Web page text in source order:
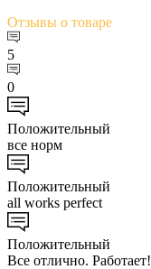
Отзывы о товаре
5
0
Положительный
все норм
Положительный
all works perfect
Положительный
Все отлично. Работает!